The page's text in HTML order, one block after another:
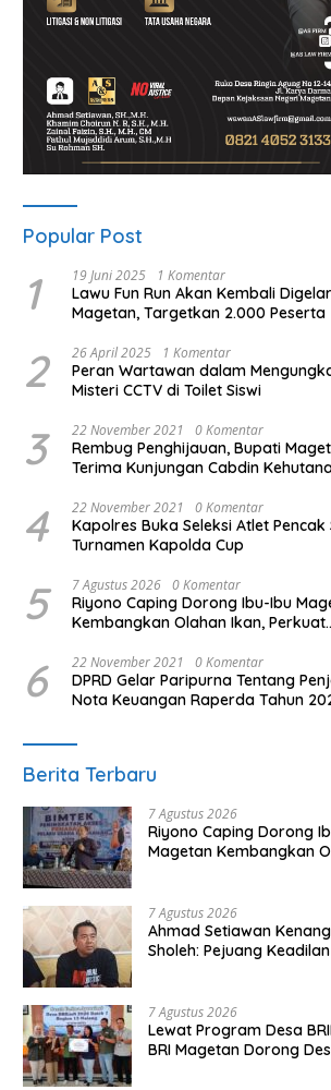
Popular Post
1 19 Juni 2025 1 Komentar
Lawu Fun Run Akan Kembali
Magetan, Targetkan 2.000 Peserta
2 26 April 2025 1 Komentar
Peran Wartawan dalam
Misteri CCTV di Toilet Siswi
3 22 November 2021 0 Komentar
Rembug Penghijauan, Bupati
Terima Kunjungan Cabdin
4 22 November 2021 0 Komentar
Kapolres Buka Seleksi Atlet Pencak
Turnamen Kapolda Cup
5 7 Agustus 2026 0 Komentar
Riyono Caping Dorong Ibu-Ibu
Kembangkan Olahan Ikan, Perkuat
6 22 November 2021 0 Komentar
DPRD Gelar Paripurna Tentang
Nota Keuangan Raperda Tahun
Berita Terbaru
7 Agustus 2026
Riyono Caping Dorong
Magetan Kembangkan
7 Agustus 2026
Ahmad Setiawan Kenang
Sholeh: Pejuang
7 Agustus 2026
Lewat Program Desa
BRI Magetan Dorong